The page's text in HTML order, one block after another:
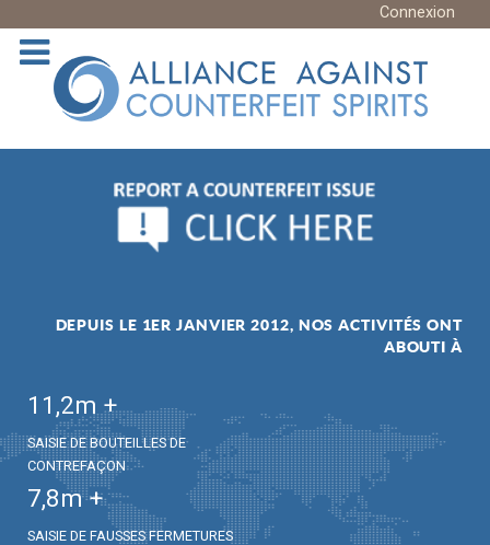
Connexion
DEPUIS LE 1ER JANVIER 2012, NOS ACTIVITÉS ONT
ABOUTI À
11,2m +
SAISIE DE BOUTEILLES DE
CONTREFAÇON
7,8m +
SAISIE DE FAUSSES FERMETURES